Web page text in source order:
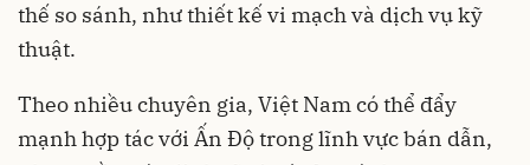
thế so sánh, như thiết kế vi mạch và dịch vụ kỹ
thuật.
Theo nhiều chuyên gia, Việt Nam có thể đẩy
mạnh hợp tác với Ấn Độ trong lĩnh vực bán dẫn,